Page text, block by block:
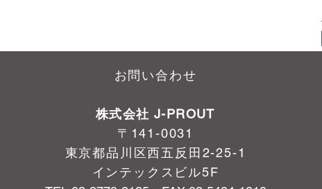
お問い合わせ
株式会社 J-PROUT
〒141-0031
東京都品川区西五反田2-25-1
インテックスビル5F